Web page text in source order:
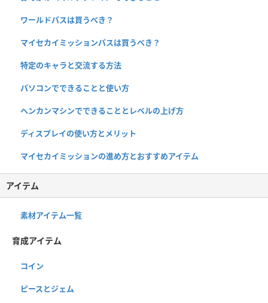
ワールドパスは買うべき？
マイセカイミッションパスは買うべき？
特定のキャラと交流する方法
パソコンでできることと使い方
ヘンカンマシンでできることとレベルの上げ方
ディスプレイの使い方とメリット
マイセカイミッションの進め方とおすすめアイテム
アイテム
素材アイテム一覧
育成アイテム
コイン
ピースとジェム